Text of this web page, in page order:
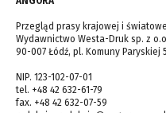
Przegląd prasy krajowej i
Wydawnictwo Westa-Druk sp. z
90-007 Łódź, pl. Komuny Paryskiej
NIP. 123-102-07-01
tel. +48 42 632-61-79
fax. +48 42 632-07-59